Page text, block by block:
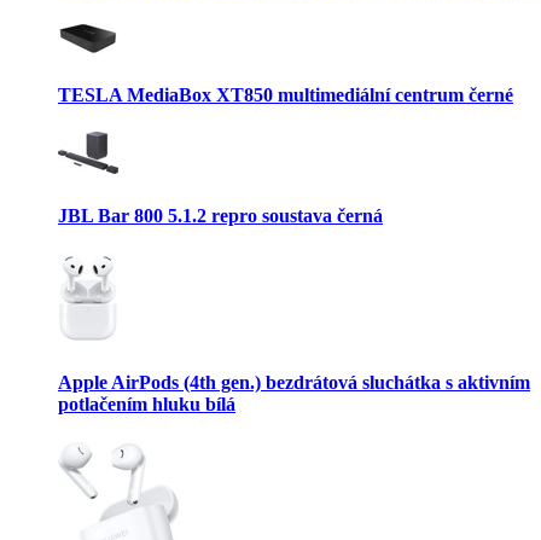
TESLA MediaBox XT850 multimediální centrum černé
JBL Bar 800 5.1.2 repro soustava černá
Apple AirPods (4th gen.) bezdrátová sluchátka s aktivním
potlačením hluku bílá